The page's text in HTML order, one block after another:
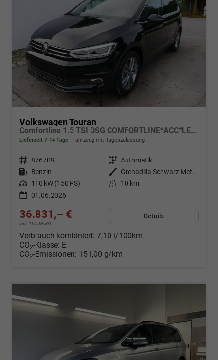
Volkswagen Touran
Comfortline 1.5 TSI DSG COMFORTLINE*ACC*LED*PDC*KAMERA*NAVI*SHZ* 7-SITZER 17-ZOLL
Lieferzeit 7-14 Tage Fahrzeug mit Tageszulassung
Fahrzeugnr. 876709 Getriebe Automatik
Kraftstoff Benzin Außenfarbe
Grenadilla Schwarz Metallic
Leistung 110 kW (150 PS) Kilometerstand
10 km
01.06.2026
36.831,– €
incl. 19% MwSt.
Details
Verbrauch kombiniert: 7,10 l/100km
CO2-Klasse: E
CO2-Emissionen: 151,00 g/km